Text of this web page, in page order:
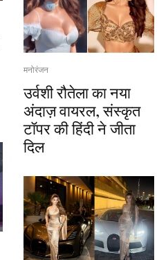
मनोरंजन
उर्वशी रौतेला का नया
अंदाज़ वायरल, संस्कृत
टॉपर की हिंदी ने जीता
दिल